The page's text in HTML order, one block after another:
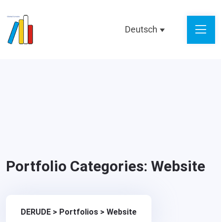
Deutsch
Portfolio Categories: Website
DERUDE > Portfolios > Website